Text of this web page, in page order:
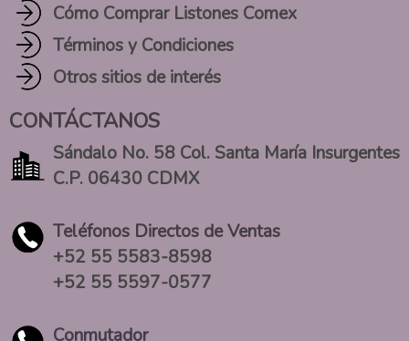
Cómo Comprar Listones Comex
Términos y Condiciones
Otros sitios de interés
CONTÁCTANOS
Sándalo No. 58 Col. Santa María Insurgentes
C.P. 06430 CDMX
Teléfonos Directos de Ventas
+52 55 5583-8598
+52 55 5597-0577
Conmutador